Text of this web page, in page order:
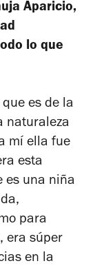
Aparicio,
lo que
es de la
naturaleza
mí ella fue
esta
es una niña
para
era súper
en la